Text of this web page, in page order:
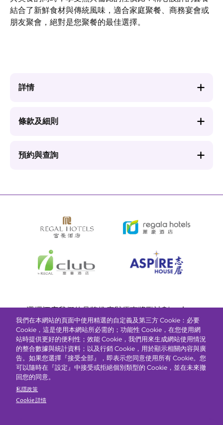
結合了新鮮食材與傳統風味，適合家庭聚餐、商務宴會或
朋友聚會，絕對是您聚餐的最佳選擇。
詳情
條款及細則
預約與查詢
Bottom
menu
選擇酒店我們的品牌推廣與優惠獎勵計劃e-shop
管理層簡介
搶先一步，掌握最新資訊！
我們在本網站的頁面中使用精選的自定義及第三方 Cookie：必要
Cookie，這是使用本網站所必需的；功能性 Cookie，在您使用網
站時提供更好的便利性；效能 Cookie，我們用來生成網站使用情況
的整合數據與統計資料；以及行銷 Cookie，用於顯示相關內容與廣
告。如果您選擇『接受全部』，即表示您同意使用所有 Cookie。您
可以隨時在『設定』中接受或拒絕個別類型的 Cookie，並在未來撤
回您的同意。
私隱政策
Cookie 詳情